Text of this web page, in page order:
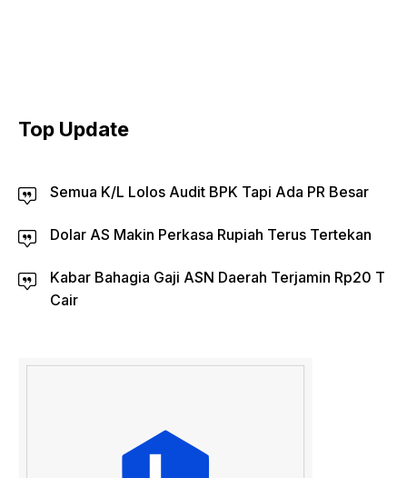
Top Update
Semua K/L Lolos Audit BPK Tapi Ada PR Besar
Dolar AS Makin Perkasa Rupiah Terus Tertekan
Kabar Bahagia Gaji ASN Daerah Terjamin Rp20 T
Cair